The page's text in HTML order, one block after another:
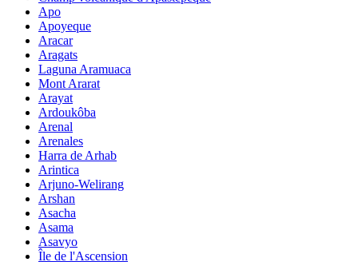
Apo
Apoyeque
Aracar
Aragats
Laguna Aramuaca
Mont Ararat
Arayat
Ardoukôba
Arenal
Arenales
Harra de Arhab
Arintica
Arjuno-Welirang
Arshan
Asacha
Asama
Asavyo
Île de l'Ascension